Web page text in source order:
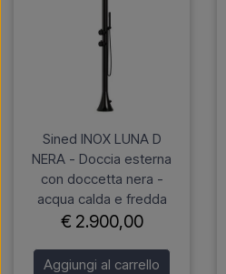
Sined INOX LUNA D
NERA - Doccia esterna
con doccetta nera -
acqua calda e fredda
€ 2.900,00
Aggiungi al carrello